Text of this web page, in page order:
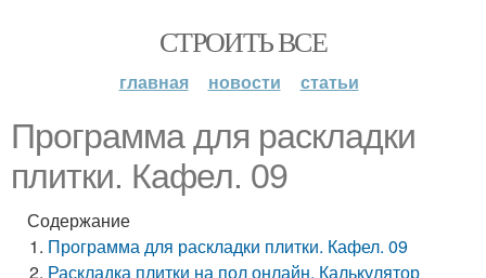
СТРОИТЬ ВСЕ
главная новости статьи
Программа для раскладки
плитки. Кафел. 09
Содержание
Программа для раскладки плитки. Кафел. 09
Раскладка плитки на пол онлайн. Калькулятор